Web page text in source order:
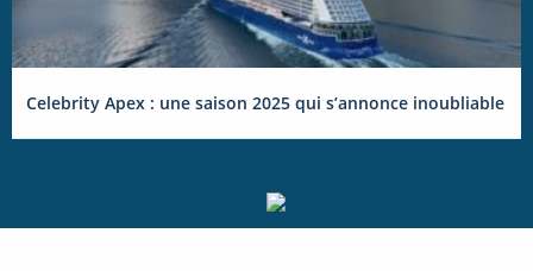
Celebrity Apex : une saison 2025 qui s’annonce inoubliable